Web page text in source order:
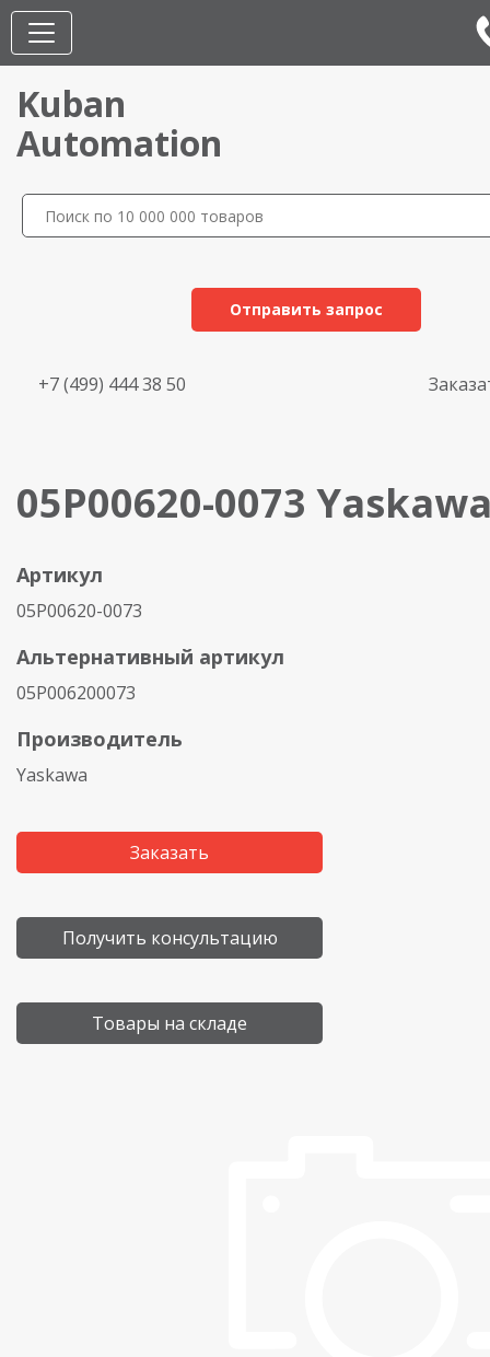
Kuban
Automation
Отправить запрос
+7 (499) 444 38 50
05P00620-0073
Артикул
05P00620-0073
Альтернативный артикул
05P006200073
Производитель
Yaskawa
Заказать
Получить консультацию
Товары на складе